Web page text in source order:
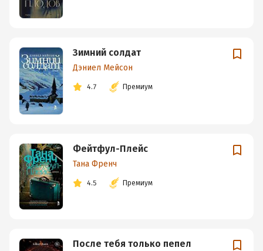
Зимний солдат
Дэниел Мейсон
4.7 Премиум
Фейтфул-Плейс
Тана Френч
4.5 Премиум
После тебя только пепел